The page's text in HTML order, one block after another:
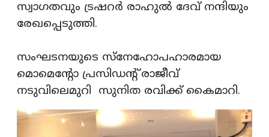
സ്വാഗതവും ട്രഷറർ രാഹുൽ ദേവ് നന്ദിയും
രേഖപ്പെടുത്തി.
സംഘടനയുടെ സ്നേഹോപഹാരമായ
മൊമെന്റോ പ്രസിഡന്റ് രാജീവ്
നടുവിലെമുറി സുനിത രവിക്ക് കൈമാറി.